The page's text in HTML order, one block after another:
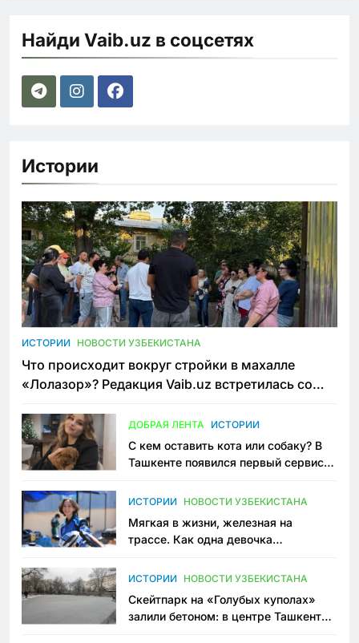
Найди Vaib.uz в соцсетях
Истории
ИСТОРИИ НОВОСТИ УЗБЕКИСТАНА
Что происходит вокруг стройки в махалле
«Лолазор»? Редакция Vaib.uz встретилась со
ДОБРАЯ ЛЕНТА ИСТОРИИ
С кем оставить кота или собаку? В
Ташкенте появился первый сервис
ИСТОРИИ НОВОСТИ УЗБЕКИСТАНА
Мягкая в жизни, железная на
трассе. Как одна девочка
Узбекистане
ИСТОРИИ НОВОСТИ УЗБЕКИСТАНА
Скейтпарк на «Голубых куполах»
залили бетоном: в центре Ташкента